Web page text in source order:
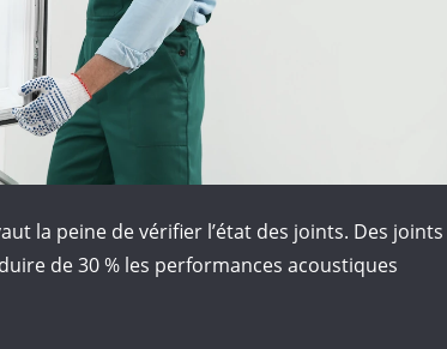
la peine de vérifier l’état des joints. Des joints
de 30 % les performances acoustiques